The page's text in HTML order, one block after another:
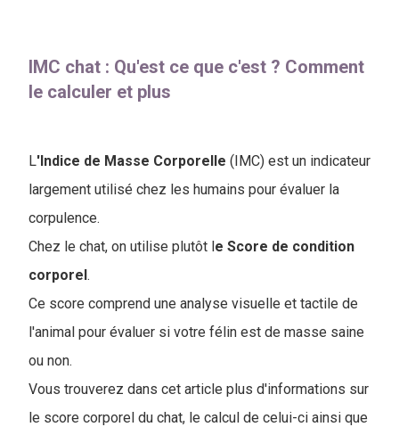
IMC chat : Qu'est ce que c'est ? Comment
le calculer et plus
L'Indice de Masse Corporelle (IMC) est un indicateur
largement utilisé chez les humains pour évaluer la
corpulence.
Chez le chat, on utilise plutôt le Score de condition
corporel.
Ce score comprend une analyse visuelle et tactile de
l'animal pour évaluer si votre félin est de masse saine
ou non.
Vous trouverez dans cet article plus d'informations sur
le score corporel du chat, le calcul de celui-ci ainsi que